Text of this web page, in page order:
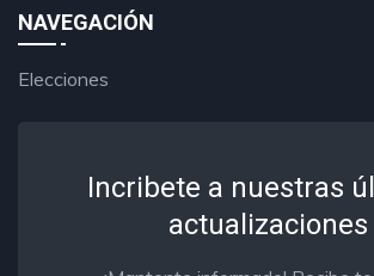
NAVEGACIÓN
Elecciones
Incribete a nuestras
actualizaciones